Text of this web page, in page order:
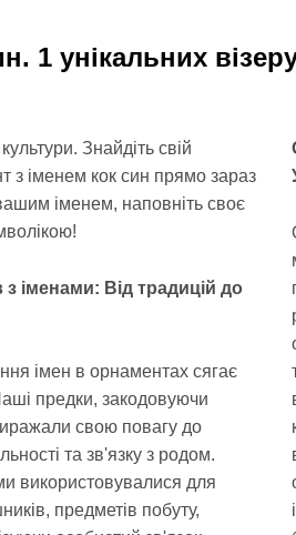
1 унікальних
Знайдіть свій
з іменем кок син прямо зараз
іменем, наповніть своє
з іменами: Від традицій до
імен в орнаментах сягає
предки, закодовуючи
свою повагу до
та зв'язку з родом.
використовувалися для
предметів побуту,